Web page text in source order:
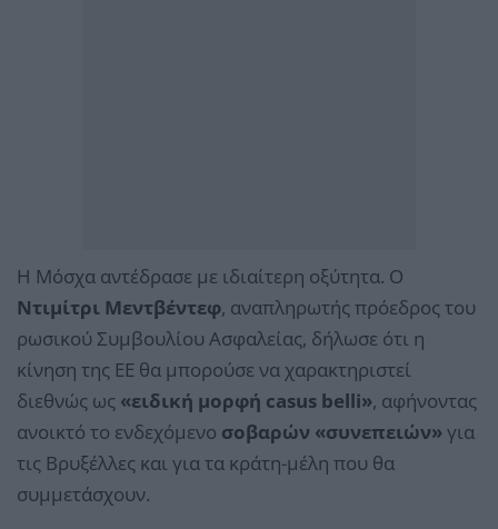
Η Μόσχα αντέδρασε με ιδιαίτερη οξύτητα. Ο
Ντιμίτρι Μεντβέντεφ, αναπληρωτής πρόεδρος του
ρωσικού Συμβουλίου Ασφαλείας, δήλωσε ότι η
κίνηση της ΕΕ θα μπορούσε να χαρακτηριστεί
διεθνώς ως «ειδική μορφή casus belli», αφήνοντας
ανοικτό το ενδεχόμενο σοβαρών «συνεπειών»για
τις Βρυξέλλες και για τα κράτη-μέλη που θα
συμμετάσχουν.